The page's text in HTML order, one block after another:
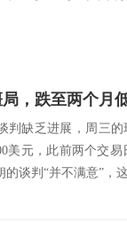
判缺乏进展，周三
美元，此前两个交
的谈判“并不满意”，